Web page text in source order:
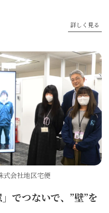
ったのです。現場と事務所が
顔を合わせないことも珍しく
距離でもコミュニケーショ
詳しく見る
会社地区宅便
でつないで、”壁”を